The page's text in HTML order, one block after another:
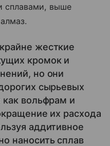
сплавами, выше
жесткие
кромок и
но они
сырьевых
как вольфрам и
их расхода
аддитивное
наносить сплав